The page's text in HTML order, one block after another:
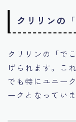
クリリンの
クリリンの「で
げられます。こ
でも特にユニー
ークとなっていま